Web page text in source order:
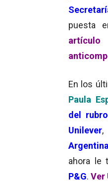
puesta
En los
Paula
del rubro
Unilever
ahora le
P&G. Ver